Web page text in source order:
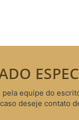
pela equipe do
deseje contato